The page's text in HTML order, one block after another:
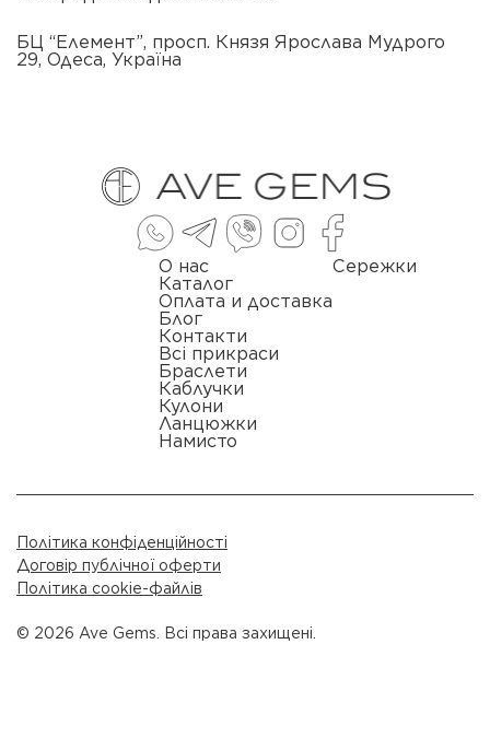
БЦ “Елемент”, просп. Князя Ярослава Мудрого
29, Одеса, Україна
О нас
Каталог
Оплата и доставка
Блог
Контакти
Всі прикраси
Браслети
Каблучки
Кулони
Ланцюжки
Намисто
Сережки
© 2026 Ave Gems. Всі права захищені.
Політика конфіденційності
Договір публічної оферти
Політика cookie-файлів